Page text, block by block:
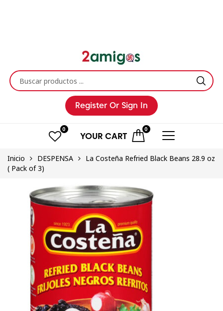
Register Or Sign In
0 0
YOUR CART
Inicio DESPENSA
La Costeña Refried Black Beans 28.9 oz
( Pack of 3)